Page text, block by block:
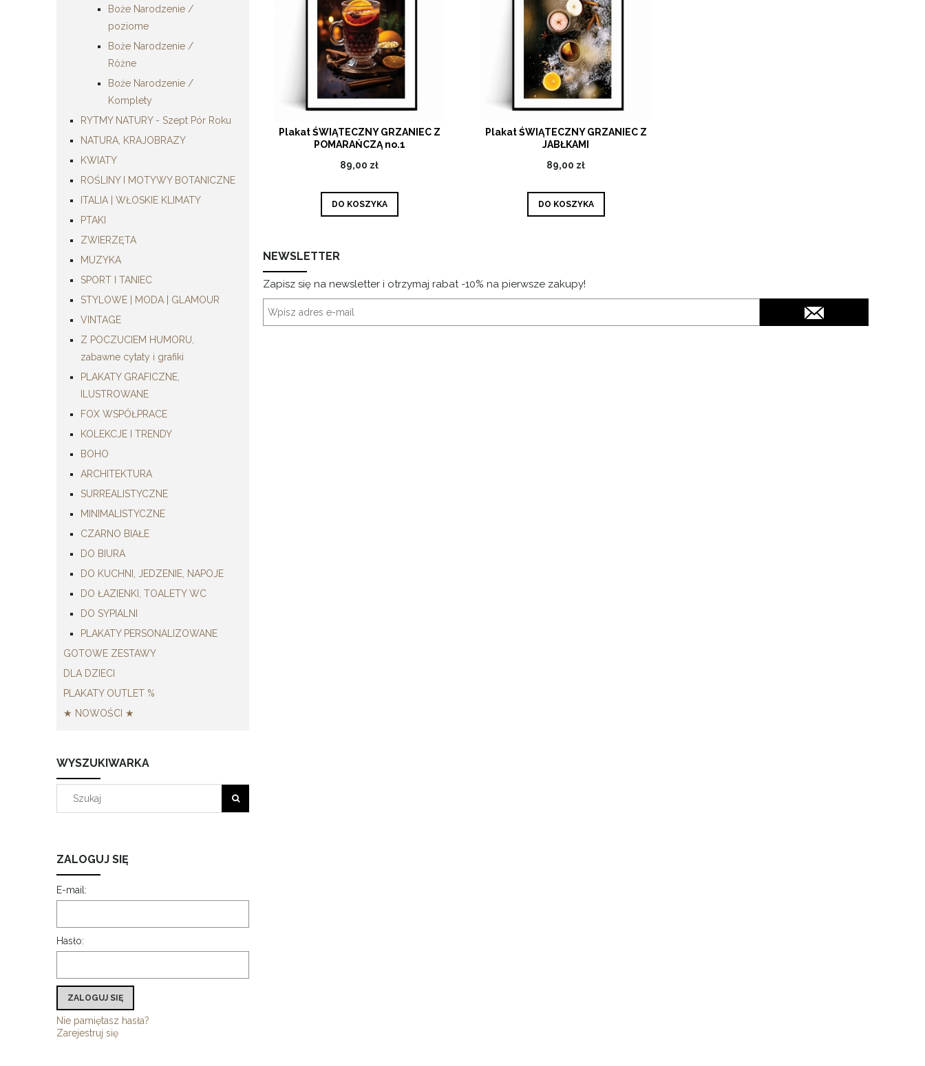
Boże Narodzenie /
poziome
Boże Narodzenie /
Różne
Boże Narodzenie /
Komplety
RYTMY NATURY - Szept Pór Roku
NATURA, KRAJOBRAZY
KWIATY
ROŚLINY I MOTYWY BOTANICZNE
ITALIA | WŁOSKIE KLIMATY
PTAKI
ZWIERZĘTA
MUZYKA
SPORT I TANIEC
STYLOWE | MODA | GLAMOUR
VINTAGE
Z POCZUCIEM HUMORU,
zabawne cytaty i grafiki
PLAKATY GRAFICZNE,
ILUSTROWANE
FOX WSPÓŁPRACE
KOLEKCJE I TRENDY
BOHO
ARCHITEKTURA
SURREALISTYCZNE
MINIMALISTYCZNE
CZARNO BIAŁE
DO BIURA
DO KUCHNI, JEDZENIE, NAPOJE
DO ŁAZIENKI, TOALETY WC
DO SYPIALNI
PLAKATY PERSONALIZOWANE
GOTOWE ZESTAWY
DLA DZIECI
PLAKATY OUTLET %
★ NOWOŚCI ★
WYSZUKIWARKA
ZALOGUJ SIĘ
E-mail:
Hasło:
ZALOGUJ SIĘ
Nie pamiętasz hasła?
Zarejestruj się
Plakat ŚWIĄTECZNY GRZANIEC Z
POMARAŃCZĄ no.1
89,00 zł
DO KOSZYKA
Plakat ŚWIĄTECZNY GRZANIEC Z
JABŁKAMI
89,00 zł
DO KOSZYKA
NEWSLETTER
Zapisz się na newsletter i otrzymaj rabat -10% na pierwsze zakupy!